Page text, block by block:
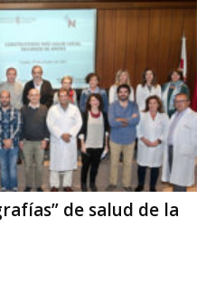
de salud de la